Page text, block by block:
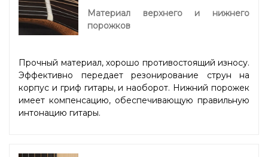
Материал верхнего и нижнего
порожков
Прочный материал, хорошо противостоящий износу.
Эффективно передает резонирование струн на
корпус и гриф гитары, и наоборот. Нижний порожек
имеет компенсацию, обеспечивающую правильную
интонацию гитары.